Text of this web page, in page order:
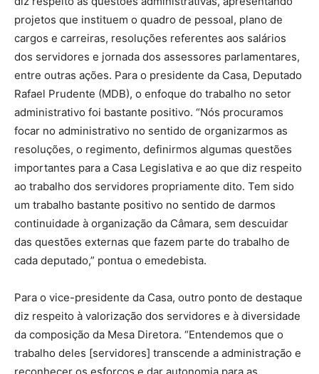
projetos que instituem o quadro de pessoal, plano de
cargos e carreiras, resoluções referentes aos salários
dos servidores e jornada dos assessores parlamentares,
entre outras ações. Para o presidente da Casa, Deputado
Rafael Prudente (MDB), o enfoque do trabalho no setor
administrativo foi bastante positivo. “Nós procuramos
focar no administrativo no sentido de organizarmos as
resoluções, o regimento, definirmos algumas questões
importantes para a Casa Legislativa e ao que diz respeito
ao trabalho dos servidores propriamente dito. Tem sido
um trabalho bastante positivo no sentido de darmos
continuidade à organização da Câmara, sem descuidar
das questões externas que fazem parte do trabalho de
cada deputado,” pontua o emedebista.
Para o vice-presidente da Casa, outro ponto de destaque
diz respeito à valorização dos servidores e à diversidade
da composição da Mesa Diretora. “Entendemos que o
trabalho deles [servidores] transcende a administração e